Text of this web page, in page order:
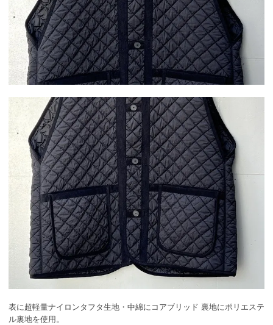
表に超軽量ナイロンタフタ生地・中綿にコアブリッド 裏地にポリエステ
ル裏地を使用。